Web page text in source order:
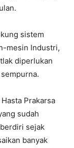
sistem
mesin Industri,
diperlukan
Prakarsa
sudah
sejak
banyak